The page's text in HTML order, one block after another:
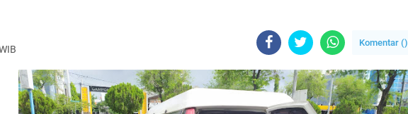
Komentar ()